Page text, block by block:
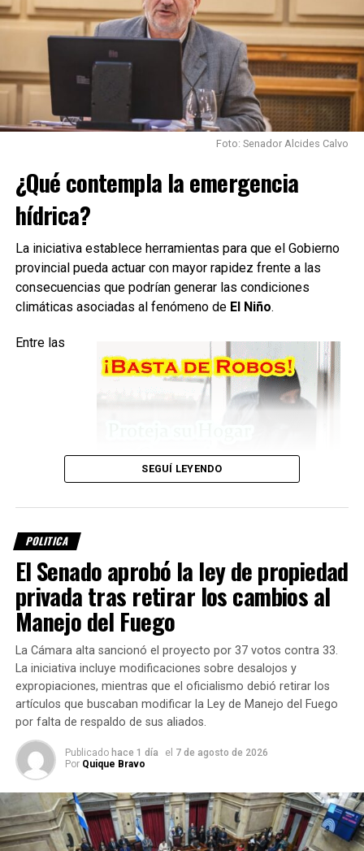
El proyecto también contempló infraestructura
complementaria, entre ella:
Red eléctrica de baja tensión.
Alumbrado público.
Cordón cuneta.
Veredas peatonales y rampas.
Estabilizado granular.
Espacios verdes.
Durante el acto, el intendente de Suardi,Leandro
Gastaldi, destacó la importancia de la finalización de las
viviendas para las familias beneficiarias y valoró la
decisión de la Provincia de completar un proyecto que
había quedado paralizado.
Pullaro destacó la inversión
provincial
Durante la inauguración,Maximiliano Pullaro
política de obra pública de su gestión y afirmó que las
inversiones son posibles a partir de una administración
que definió como “austera, eficiente y honesta”.
Foto: Senador Alcides Calvo
¿Qué contempla la emergencia
hídrica?
La iniciativa establece herramientas para que el Gobierno
provincial pueda actuar con mayor rapidez frente a las
consecuencias que podrían generar las condiciones
climáticas asociadas al fenómeno de El Niño.
Entre las
intervenciones previstas se encuentran:
Obras hidráulicas.
Limpieza de canales.
Movimientos de suelo.
Construcción de terraplenes y defensas.
Canalizaciones y alteos.
Otras obras necesarias para prevenir o afrontar
contingencias hídricas.
El proyecto también contempla la posibilidad de crear
fondos de emergenciay agilizar determinados
SEGUÍ LEYENDO
POLITICA
El Senado aprobó la ley de propiedad
privada tras retirar los cambios al
Manejo del Fuego
La Cámara alta sancionó el proyecto por 37 votos contra 33.
La iniciativa incluye modificaciones sobre desalojos y
expropiaciones, mientras que el oficialismo debió retirar los
artículos que buscaban modificar la Ley de Manejo del Fuego
por falta de respaldo de sus aliados.
Publicado hace 1 día el 7 de agosto de 2026
Por Quique Bravo